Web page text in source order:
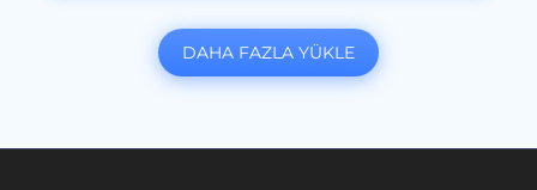
DAHA FAZLA YÜKLE